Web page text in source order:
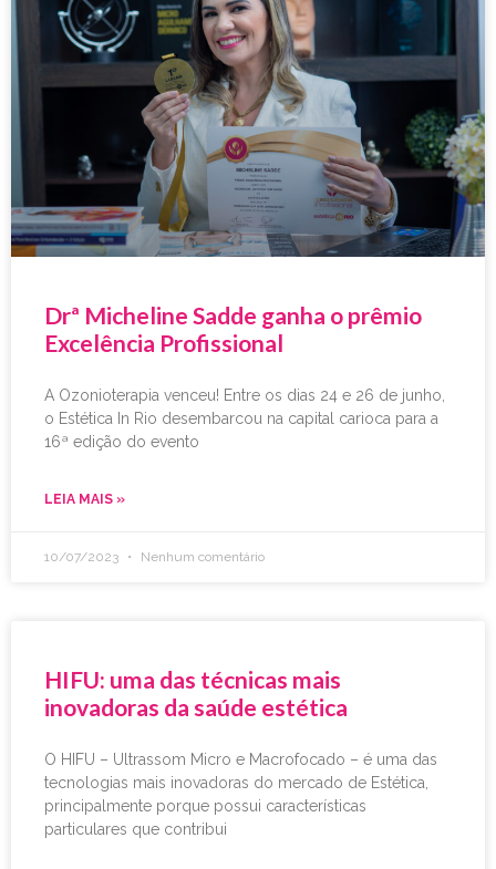
Drª Micheline Sadde ganha o prêmio
Excelência Profissional
A Ozonioterapia venceu! Entre os dias 24 e 26 de junho,
o Estética In Rio desembarcou na capital carioca para a
16ª edição do evento
LEIA MAIS »
10/07/2023 Nenhum comentário
HIFU: uma das técnicas mais
inovadoras da saúde estética
O HIFU – Ultrassom Micro e Macrofocado – é uma das
tecnologias mais inovadoras do mercado de Estética,
principalmente porque possui características
particulares que contribui